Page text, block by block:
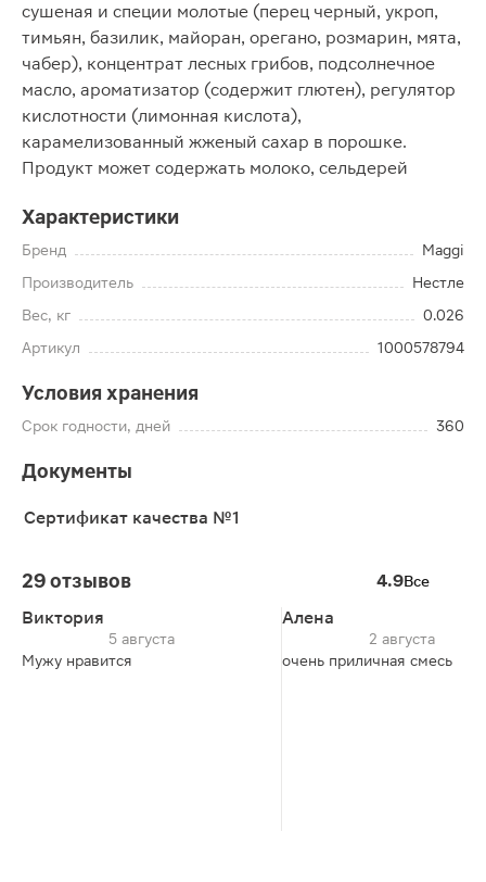
сушеная и специи молотые (перец черный, укроп,
тимьян, базилик, майоран, орегано, розмарин, мята,
чабер), концентрат лесных грибов, подсолнечное
масло, ароматизатор (содержит глютен), регулятор
кислотности (лимонная кислота),
карамелизованный жженый сахар в порошке.
Продукт может содержать молоко, сельдерей
Характеристики
Бренд
Maggi
Производитель
Нестле
Вес, кг
0.026
Артикул
1000578794
Условия хранения
Срок годности, дней 360
Документы
Сертификат качества №1
29 отзывов 4.9Все
Виктория
5 августа
Мужу нравится
Алена
2 августа
очень приличная смесь